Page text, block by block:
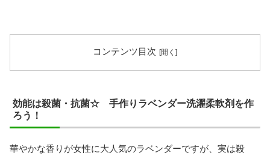
コンテンツ目次
効能は殺菌・抗菌☆ 手作りラベンダー洗濯柔軟剤を作
ろう！
華やかな香りが女性に大人気のラベンダーですが、実は殺